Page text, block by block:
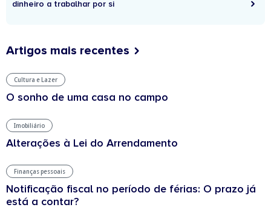
dinheiro a trabalhar por si
Artigos mais recentes
Cultura e Lazer
O sonho de uma casa no campo
Imobiliário
Alterações à Lei do Arrendamento
Finanças pessoais
Notificação fiscal no período de férias: O prazo já
está a contar?